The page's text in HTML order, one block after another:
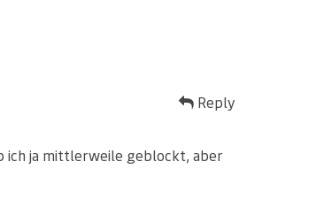
ich ja mittlerweile geblockt, aber
Reply